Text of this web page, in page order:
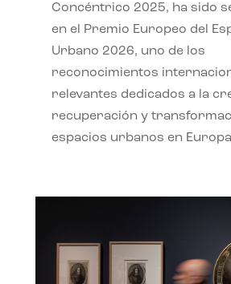
Concéntrico 2025, ha sido
en el Premio Europeo del
Urbano 2026, uno de los
reconocimientos
relevantes dedicados a la
recuperación y
espacios urbanos en